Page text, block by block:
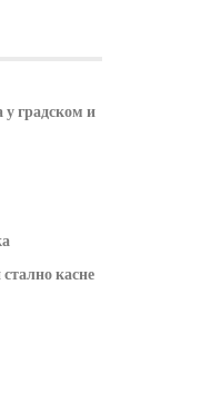
у градском и
касне